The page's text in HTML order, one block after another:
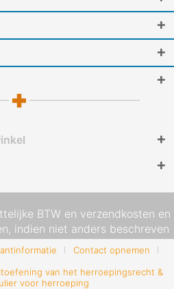
BTW en verzendkosten en
indien niet anders beschreven
Contact opnemen
van het herroepingsrecht &
voor herroeping